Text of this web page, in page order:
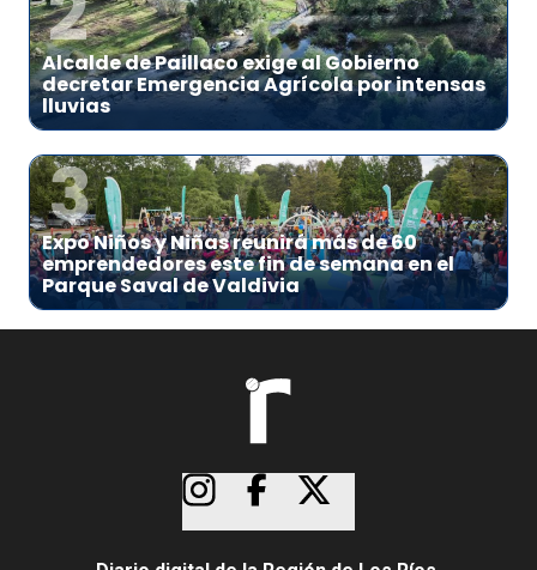
Alcalde de Paillaco exige al Gobierno
decretar Emergencia Agrícola por intensas
lluvias
3
Expo Niños y Niñas reunirá más de 60
emprendedores este fin de semana en el
Parque Saval de Valdivia